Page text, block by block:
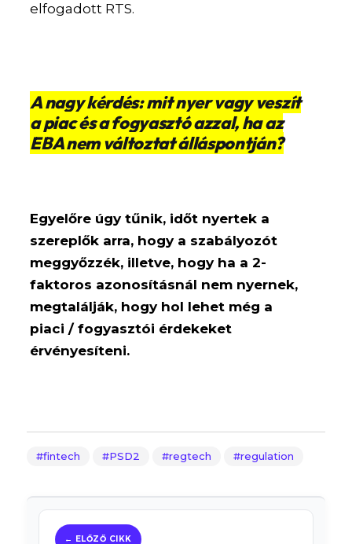
elfogadott RTS.
A nagy kérdés: mit nyer vagy veszít
a piac és a fogyasztó azzal, ha az
EBA nem változtat álláspontján?
Egyelőre úgy tűnik, időt nyertek a
szereplők arra, hogy a szabályozót
meggyőzzék, illetve, hogy ha a 2-
faktoros azonosításnál nem nyernek,
megtalálják, hogy hol lehet még a
piaci / fogyasztói érdekeket
érvényesíteni.
fintech PSD2 regtech regulation